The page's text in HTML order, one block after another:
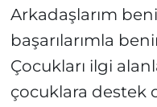
Arkadaşlarım
başarılarımla
Çocukları ilgi
çocuklara destek